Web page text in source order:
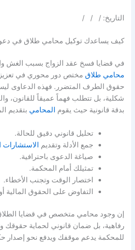
التاريخ: / / /
كيف يساعدك توكيل محامي طلاق في
في قضايا فسخ عقد الزواج بسبب الغش
محامي طلاق مختص دور محوري في
حقوق الطرف المتضرر. فهذه الدعاوى
شكلية، بل تتطلب فهماً عميقاً للقانون،
بدقة قانونية حيث يقوم المحامي بتقديم
تحليل قانوني دقيق للحالة.
جمع الأدلة وتقديم الاستشارات
صياغة الدعوى باحترافية.
تمثيلك أمام المحكمة.
اختصار الوقت وتجنب الأخطاء.
التفاوض على الحقوق المالية
إن وجود محامي متخصص في قضايا
رفاهية، بل ضمان قانوني لحماية حقوقك
للمحكمة يدعم موقفك ويدفع نحو إصدار